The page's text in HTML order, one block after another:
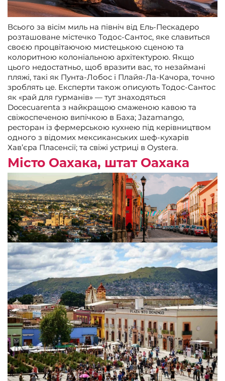
Всього за вісім миль на північ від Ель-Пескадеро
розташоване містечко Тодос-Сантос, яке славиться
своєю процвітаючою мистецькою сценою та
колоритною колоніальною архітектурою. Якщо
цього недостатньо, щоб вразити вас, то незаймані
пляжі, такі як Пунта-Лобос і Плайя-Ла-Качора, точно
зроблять це. Експерти також описують Тодос-Сантос
як «рай для гурманів» — тут знаходяться
Docecuarenta з найкращою смаженою кавою та
свіжоспеченою випічкою в Баха; Jazamango,
ресторан із фермерською кухнею під керівництвом
одного з відомих мексиканських шеф-кухарів
Хав’єра Пласенсії; та свіжі устриці в Oystera.
Місто Оахака, штат Оахака